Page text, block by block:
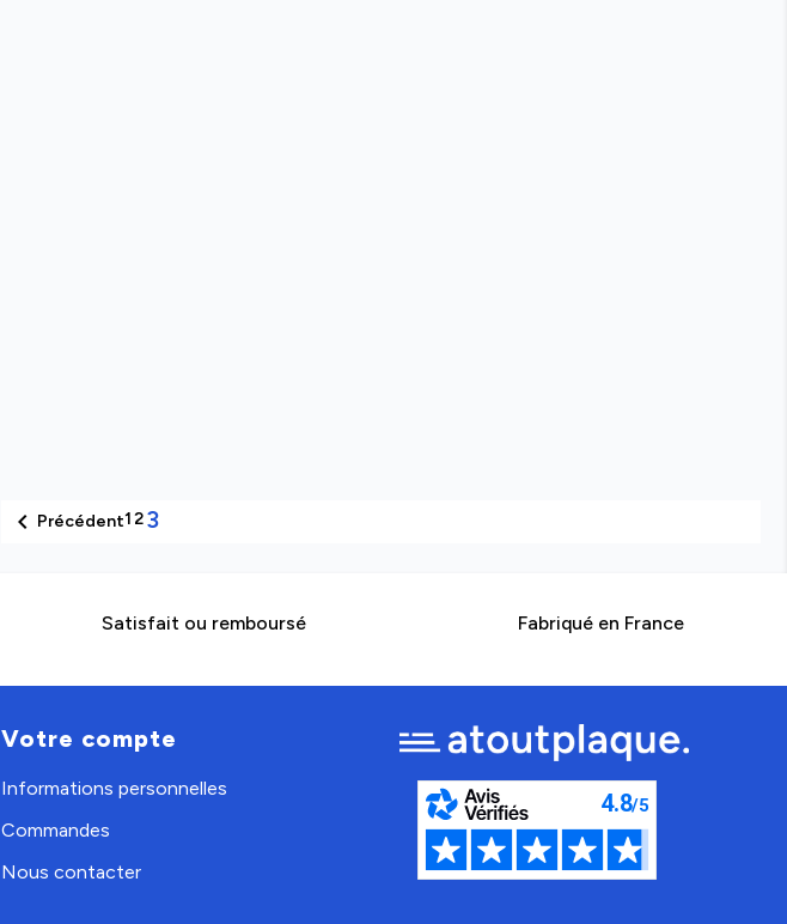
 Précédent123
Satisfait ou remboursé Fabriqué en France
Votre compte
Informations personnelles
Commandes
Nous contacter